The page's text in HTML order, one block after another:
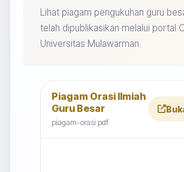
Lihat piagam pengukuhan guru
telah dipublikasikan melalui portal
Universitas Mulawarman.
Piagam Orasi Ilmiah
Guru Besar
piagam-orasi.pdf